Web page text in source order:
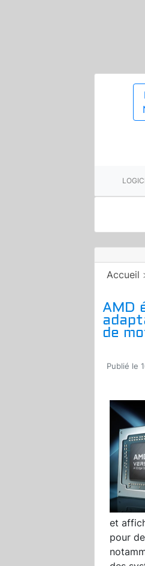
Accueil
AMD
de
Publié le
et
pour